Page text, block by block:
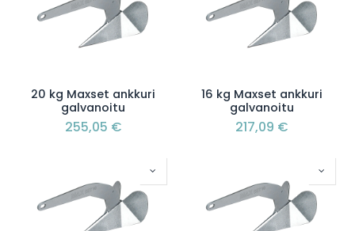
20 kg Maxset ankkuri
galvanoitu
255,05 €
16 kg Maxset ankkuri
galvanoitu
217,09 €